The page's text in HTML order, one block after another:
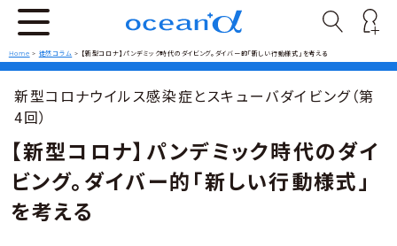
Home > 徒然コラム > 【新型コロナ】パンデミック時代のダイビング。ダイバー的「新しい行動様式」を考える
新型コロナウイルス感染症とスキューバダイビング（第
4回）
【新型コロナ】パンデミック時代のダイ
ビング。ダイバー的「新しい行動様式」
を考える